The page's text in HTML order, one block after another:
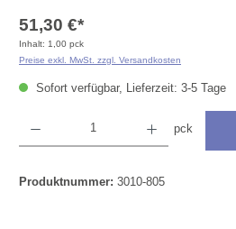
51,30 €*
Inhalt: 1,00 pck
Preise exkl. MwSt. zzgl. Versandkosten
Sofort verfügbar, Lieferzeit: 3-5 Tage
pck
Produktnummer: 3010-805